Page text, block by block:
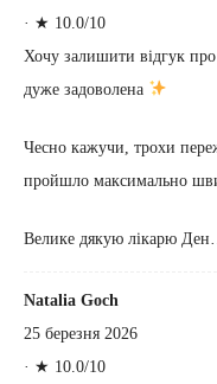
· ★ 10.0/10
Хочу залишити відгук
дуже задоволена
Чесно кажучи, трохи
пройшло максимально
Велике дякую лікарю
Natalia Goch
25 березня 2026
· ★ 10.0/10